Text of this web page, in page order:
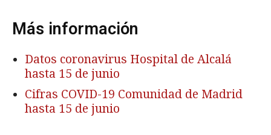
Más información
Datos coronavirus Hospital de Alcalá
hasta 15 de junio
Cifras COVID-19 Comunidad de Madrid
hasta 15 de junio